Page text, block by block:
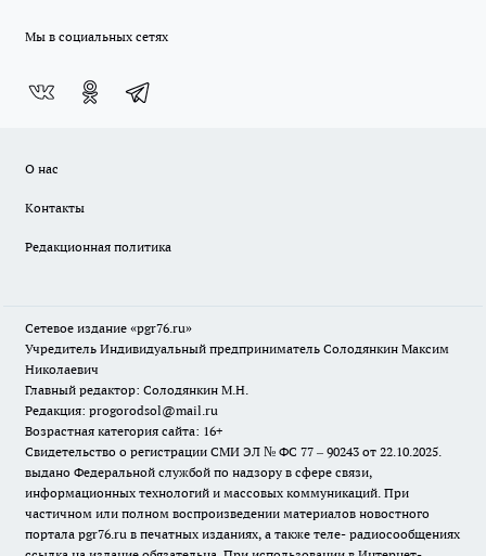
Мы в социальных сетях
О нас
Контакты
Редакционная политика
Сетевое издание «pgr76.ru»
Учредитель Индивидуальный предприниматель Солодянкин Максим
Николаевич
Главный редактор: Солодянкин М.Н.
Редакция: progorodsol@mail.ru
Возрастная категория сайта: 16+
Свидетельство о регистрации СМИ ЭЛ № ФС 77 – 90243 от 22.10.2025.
выдано Федеральной службой по надзору в сфере связи,
информационных технологий и массовых коммуникаций. При
частичном или полном воспроизведении материалов новостного
портала pgr76.ru в печатных изданиях, а также теле- радиосообщениях